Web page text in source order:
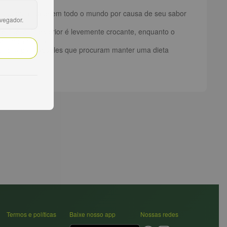
popularidade em todo o mundo por causa de seu sabor
queijo. O exterior é levemente crocante, enquanto o
hora do dia.
para aqueles que procuram manter uma dieta
Termos e políticas
Baixe nosso app Nossas redes